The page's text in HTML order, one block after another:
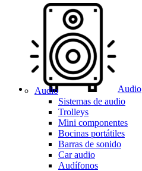
Audio
Audio
Sistemas de audio
Trolleys
Mini componentes
Bocinas portátiles
Barras de sonido
Car audio
Audífonos